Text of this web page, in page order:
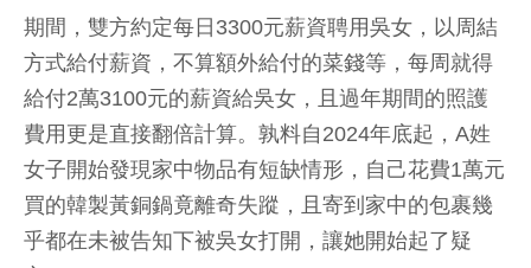
期間，雙方約定每日3300元薪資聘用吳女，以周結
方式給付薪資，不算額外給付的菜錢等，每周就得
給付2萬3100元的薪資給吳女，且過年期間的照護
費用更是直接翻倍計算。孰料自2024年底起，A姓
女子開始發現家中物品有短缺情形，自己花費1萬元
買的韓製黃銅鍋竟離奇失蹤，且寄到家中的包裹幾
乎都在未被告知下被吳女打開，讓她開始起了疑